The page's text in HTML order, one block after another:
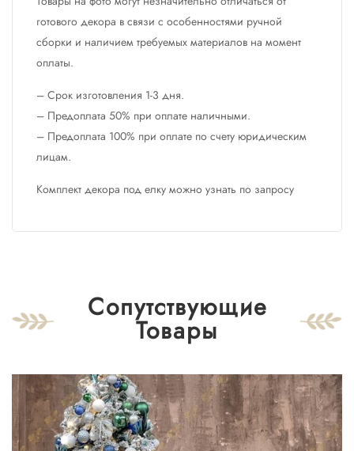
готового декора в связи с особенностями ручной
сборки и наличием требуемых материалов на момент
оплаты.
– Срок изготовления 1-3 дня.
– Предоплата 50% при оплате наличными.
– Предоплата 100% при оплате по счету юридическим
лицам.
Комплект декора под елку можно узнать по запросу
Сопутствующие
Товары